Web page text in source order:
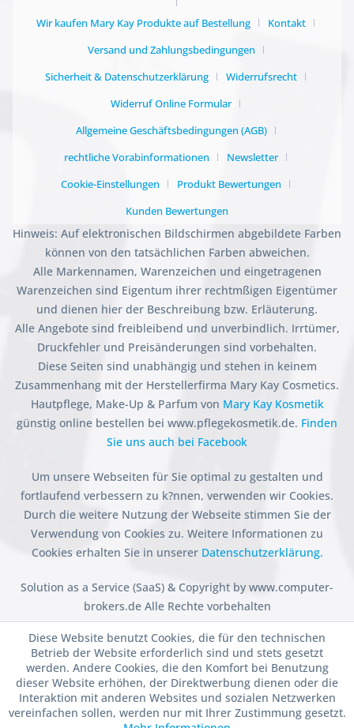
Wir kaufen Mary Kay Produkte auf Bestellung
Kontakt
Versand und Zahlungsbedingungen
Sicherheit & Datenschutzerklärung
Widerrufsrecht
Widerruf Online Formular
Allgemeine Geschäftsbedingungen (AGB)
rechtliche Vorabinformationen
Newsletter
Cookie-Einstellungen
Produkt Bewertungen
Kunden Bewertungen
Hinweis: Auf elektronischen Bildschirmen abgebildete Farben
können von den tatsächlichen Farben abweichen.
Alle Markennamen, Warenzeichen und eingetragenen
Warenzeichen sind Eigentum ihrer rechtmßigen Eigentümer
und dienen hier der Beschreibung bzw. Erläuterung.
Alle Angebote sind freibleibend und unverbindlich. Irrtümer,
Druckfehler und Preisänderungen sind vorbehalten.
Diese Seiten sind unabhängig und stehen in keinem
Zusammenhang mit der Herstellerfirma Mary Kay Cosmetics.
Hautpflege, Make-Up & Parfum von Mary Kay Kosmetik
günstig online bestellen bei www.pflegekosmetik.de. Finden
Sie uns auch bei Facebook
Um unsere Webseiten für Sie optimal zu gestalten und
fortlaufend verbessern zu k?nnen, verwenden wir Cookies.
Durch die weitere Nutzung der Webseite stimmen Sie der
Verwendung von Cookies zu. Weitere Informationen zu
Cookies erhalten Sie in unserer Datenschutzerklärung.
Solution as a Service (SaaS) & Copyright by www.computer-
brokers.de Alle Rechte vorbehalten
Diese Website benutzt Cookies, die für den technischen
Betrieb der Website erforderlich sind und stets gesetzt
werden. Andere Cookies, die den Komfort bei Benutzung
dieser Website erhöhen, der Direktwerbung dienen oder die
Interaktion mit anderen Websites und sozialen Netzwerken
vereinfachen sollen, werden nur mit Ihrer Zustimmung gesetzt.